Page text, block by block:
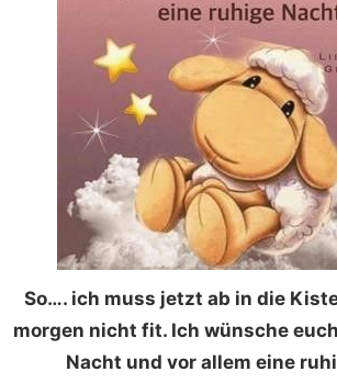
So…. ich muss jetzt ab in die
morgen nicht fit. Ich wünsche
Nacht und vor allem eine